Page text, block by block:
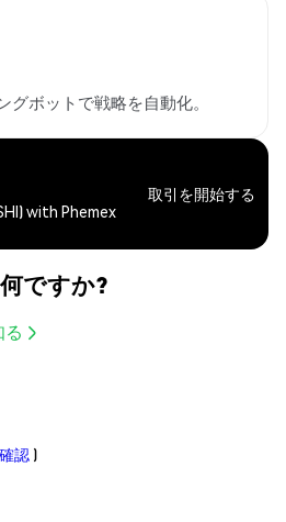
ボットで戦略を自動化。
with Phemex
取引を開始する
ですか?
認 )